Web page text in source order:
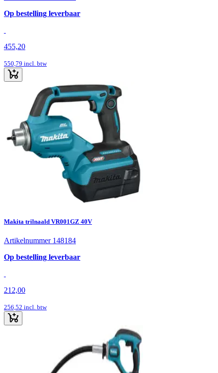
Op bestelling leverbaar
455,20
550,79 incl. btw
Makita trilnaald VR001GZ 40V
Artikelnummer 148184
Op bestelling leverbaar
212,00
256,52 incl. btw